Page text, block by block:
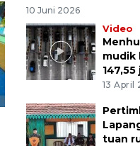
10 Juni 2026
Video
mudik
13 April
tuan